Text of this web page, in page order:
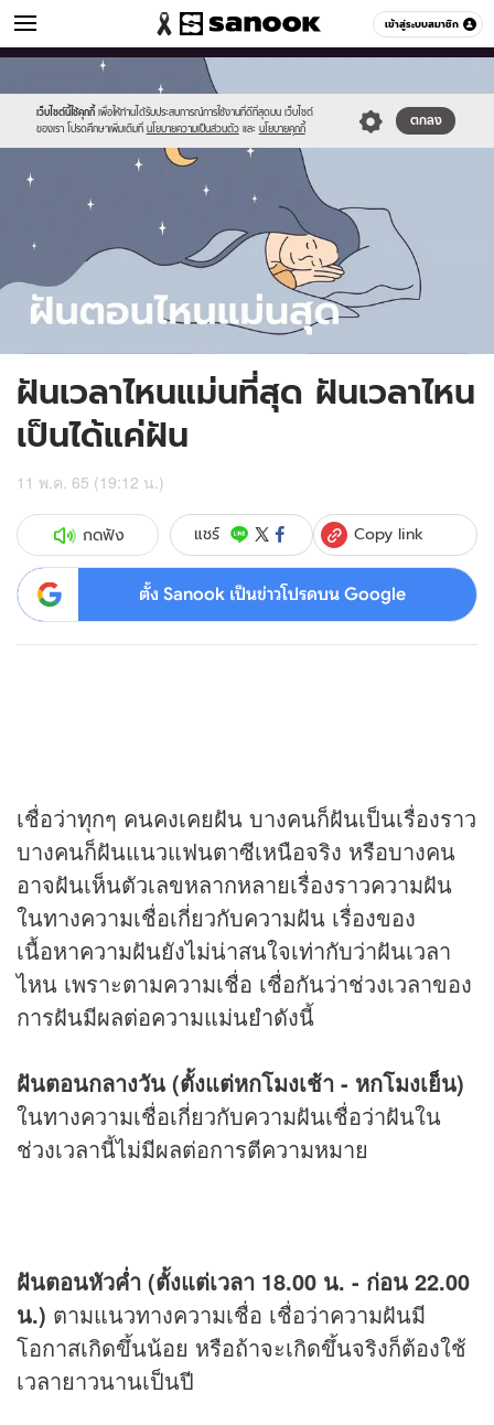
เข้าสู่ระบบสมาชิก
ดูดวง หมวดอื่นๆ
เว็บไซต์นี้ใช้คุกกี้ เพื่อให้ท่านได้รับประสบการณ์การใช้งานที่ดีที่สุดบน เว็บไซต์
ของเรา โปรดศึกษาเพิ่มเติมที่ นโยบายความเป็นส่วนตัว และ นโยบายคุกกี้
ตกลง
//s.isanook.com/sr/0/images/logo-
new-
sanook.png
//s.isanook.com/ho/0/ud/45/228985/tnhoro113.jpg
ฝันเวลาไหนแม่นที่สุด ฝันเวลาไหน
เป็นได้แค่ฝัน
11 พ.ค. 65 (19:12 น.)
กดฟัง แชร์ Copy link
ตั้ง Sanook เป็นข่าวโปรดบน Google
เชื่อว่าทุกๆ คนคงเคยฝัน บางคนก็ฝันเป็นเรื่องราว
บางคนก็ฝันแนวแฟนตาซีเหนือจริง หรือบางคน
อาจฝันเห็นตัวเลขหลากหลายเรื่องราวความฝัน
ในทางความเชื่อเกี่ยวกับความฝัน เรื่องของ
เนื้อหาความฝันยังไม่น่าสนใจเท่ากับว่าฝันเวลา
ไหน เพราะตามความเชื่อ เชื่อกันว่าช่วงเวลาของ
การฝันมีผลต่อความแม่นยำดังนี้
ฝันตอนกลางวัน (ตั้งแต่หกโมงเช้า - หกโมงเย็น)
ในทางความเชื่อเกี่ยวกับความฝันเชื่อว่าฝันใน
ช่วงเวลานี้ไม่มีผลต่อการตีความหมาย
ฝันตอนหัวค่ำ (ตั้งแต่เวลา 18.00 น. - ก่อน 22.00
น.) ตามแนวทางความเชื่อ เชื่อว่าความฝันมี
โอกาสเกิดขึ้นน้อย หรือถ้าจะเกิดขึ้นจริงก็ต้องใช้
เวลายาวนานเป็นปี